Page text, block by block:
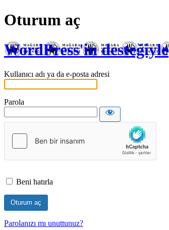
Oturum aç
WordPress'in desteğiyle
Kullanıcı adı ya da e-posta adresi
Parola
Beni hatırla
Parolanızı mı unuttunuz?